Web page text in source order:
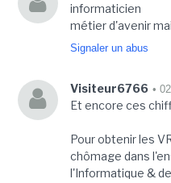
informaticien
métier d'avenir
Signaler un abus
Visiteur6766 •
Et encore ces
Pour obtenir les
chômage dans
l'Informatique &